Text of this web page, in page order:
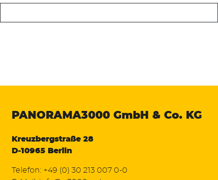
PANORAMA3000 GmbH & Co. KG
Kreuzbergstraße 28
D-10965 Berlin
Telefon: +49 (0) 30 213 007 0-0